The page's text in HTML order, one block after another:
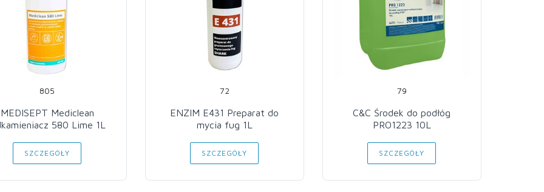
805
MEDISEPT Mediclean
580 Lime 1L
SZCZEGÓŁY
72
ENZIM E431 Preparat do
mycia fug 1L
SZCZEGÓŁY
79
C&C Środek do podłóg
PRO1223 10L
SZCZEGÓŁY